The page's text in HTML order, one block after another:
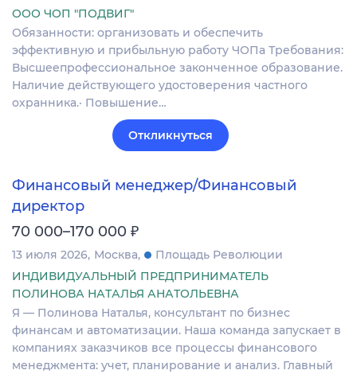
ООО ЧОП "ПОДВИГ"
Обязанности: организовать и обеспечить
эффективную и прибыльную работу ЧОПа Требования:
Высшеепрофессиональное законченное образование.
Наличие действующего удостоверения частного
охранника.· Повышение…
Откликнуться
Финансовый менеджер/Финансовый
директор
70 000–170 000 ₽
13 июля 2026 Москва
Площадь Революции
ИНДИВИДУАЛЬНЫЙ ПРЕДПРИНИМАТЕЛЬ
ПОЛИНОВА НАТАЛЬЯ АНАТОЛЬЕВНА
Я — Полинова Наталья, консультант по бизнес
финансам и автоматизации. Наша команда запускает в
компаниях заказчиков все процессы финансового
менеджмента: учет, планирование и анализ. Главный